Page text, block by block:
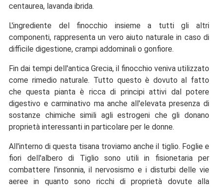
centaurea, lavanda ibrida.
L'ingrediente del finocchio insieme a tutti gli altri
componenti, rappresenta un vero aiuto naturale in caso di
difficile digestione, crampi addominali o gonfiore.
Fin dai tempi dell'antica Grecia, il finocchio veniva utilizzato
come rimedio naturale. Tutto questo è dovuto al fatto
che questa pianta è ricca di principi attivi dal potere
digestivo e carminativo ma anche all'elevata presenza di
sostanze chimiche simili agli estrogeni che gli donano
proprietà interessanti in particolare per le donne.
All'interno di questa tisana troviamo anche il tiglio. Foglie e
fiori dell'albero di Tiglio sono utili in fisionetaria per
combattere l'insonnia, il nervosismo e i disturbi delle vie
aeree in quanto sono ricchi di proprietà dovute alla